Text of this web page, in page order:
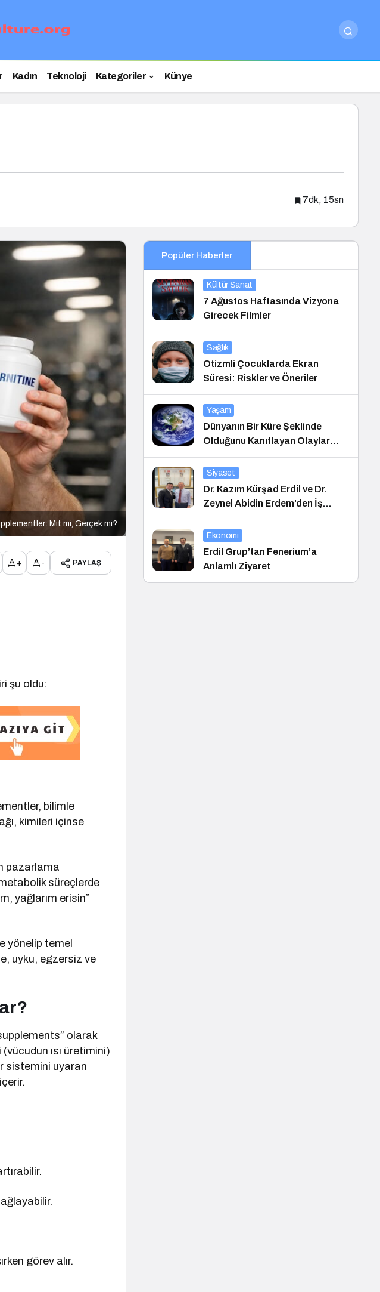
Kadın Teknoloji Kategoriler Künye
7dk, 15sn
Mit mi, Gerçek mi?
+ - PAYLAŞ
şu oldu:
bilimle
kimileri içinse
pazarlama
süreçlerde
yağlarım erisin”
yönelip temel
uyku, egzersiz ve
olarak
ısı üretimini)
sistemini uyaran
görev alır.
Popüler Haberler
Kültür Sanat
7 Ağustos Haftasında Vizyona
Girecek Filmler
Sağlık
Otizmli Çocuklarda Ekran
Süresi: Riskler ve Öneriler
Yaşam
Dünyanın Bir Küre Şeklinde
Olduğunu Kanıtlayan Olaylar
Nedir?
Siyaset
Dr. Kazım Kürşad Erdil ve Dr.
Zeynel Abidin Erdem’den İş
Dünyası Buluşması
Ekonomi
Erdil Grup’tan Fenerium’a
Anlamlı Ziyaret